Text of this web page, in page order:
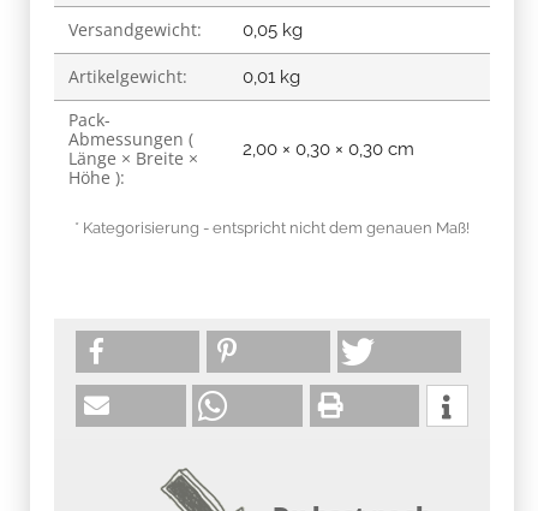
Versandgewicht: 0,05 kg
Artikelgewicht: 0,01 kg
Pack-
Abmessungen (
Länge × Breite ×
Höhe ):
2,00 × 0,30 × 0,30 cm
* Kategorisierung - entspricht nicht dem genauen Maß!